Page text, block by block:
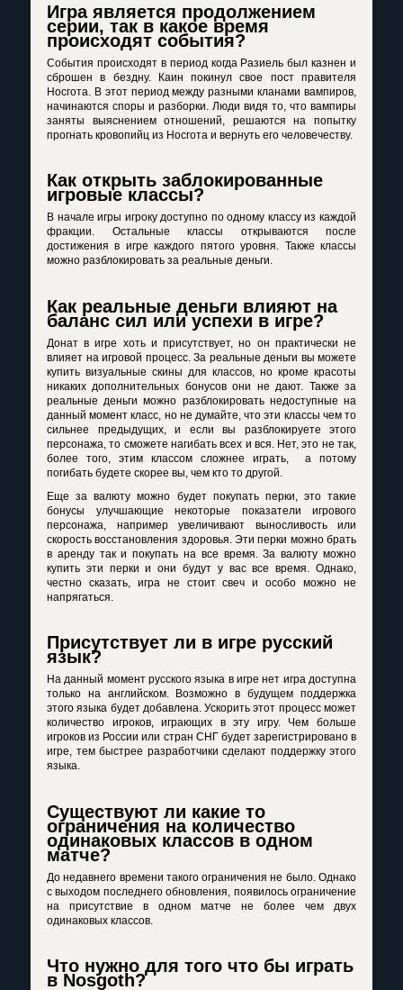
Игра является продолжением
серии, так в какое время
происходят события?
События происходят в период когда Разиель был казнен и
сброшен в бездну. Каин покинул свое пост правителя
Носгота. В этот период между разными кланами вампиров,
начинаются споры и разборки. Люди видя то, что вампиры
заняты выяснением отношений, решаются на попытку
прогнать кровопийц из Носгота и вернуть его человечеству.
Как открыть заблокированные
игровые классы?
В начале игры игроку доступно по одному классу из каждой
фракции. Остальные классы открываются после
достижения в игре каждого пятого уровня. Также классы
можно разблокировать за реальные деньги.
Как реальные деньги влияют на
баланс сил или успехи в игре?
Донат в игре хоть и присутствует, но он практически не
влияет на игровой процесс. За реальные деньги вы можете
купить визуальные скины для классов, но кроме красоты
никаких дополнительных бонусов они не дают. Также за
реальные деньги можно разблокировать недоступные на
данный момент класс, но не думайте, что эти классы чем то
сильнее предыдущих, и если вы разблокируете этого
персонажа, то сможете нагибать всех и вся. Нет, это не так,
более того, этим классом сложнее играть, а потому
погибать будете скорее вы, чем кто то другой.
Еще за валюту можно будет покупать перки, это такие
бонусы улучшающие некоторые показатели игрового
персонажа, например увеличивают выносливость или
скорость восстановления здоровья. Эти перки можно брать
в аренду так и покупать на все время. За валюту можно
купить эти перки и они будут у вас все время. Однако,
честно сказать, игра не стоит свеч и особо можно не
напрягаться.
Присутствует ли в игре русский
язык?
На данный момент русского языка в игре нет игра доступна
только на английском. Возможно в будущем поддержка
этого языка будет добавлена. Ускорить этот процесс может
количество игроков, играющих в эту игру. Чем больше
игроков из России или стран СНГ будет зарегистрировано в
игре, тем быстрее разработчики сделают поддержку этого
языка.
Существуют ли какие то
ограничения на количество
одинаковых классов в одном
матче?
До недавнего времени такого ограничения не было. Однако
с выходом последнего обновления, появилось ограничение
на присутствие в одном матче не более чем двух
одинаковых классов.
Что нужно для того что бы играть
в Nosgoth?